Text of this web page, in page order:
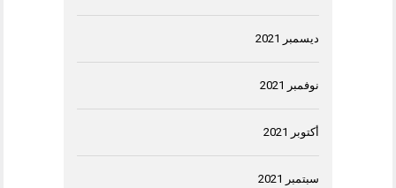
ديسمبر 2021
نوفمبر 2021
أكتوبر 2021
سبتمبر 2021